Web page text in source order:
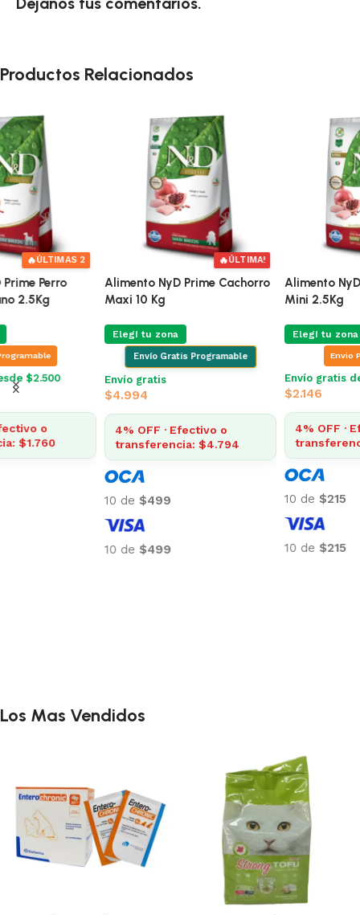
Productos Relacionados
Alimento NyD Prime Puppy
Mini 2.5Kg
Envio Programable
Envío gratis desde $2.500
2.146
4% OFF · Efectivo o
transferencia: $2.060
Alimento NyD Ancestral Perro
Cachorro Mini 2.5Kg
Envio Programable
Envío gratis desde $2.500
4% OFF · Efectivo o
transferencia: $1.498
Los Mas Vendidos